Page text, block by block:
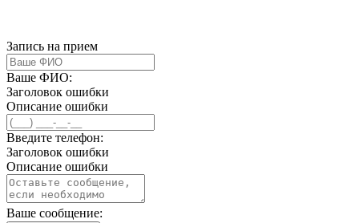
Запись на прием
Ваше ФИО:
Заголовок ошибки
Описание ошибки
Введите телефон:
Заголовок ошибки
Описание ошибки
Ваше сообщение: